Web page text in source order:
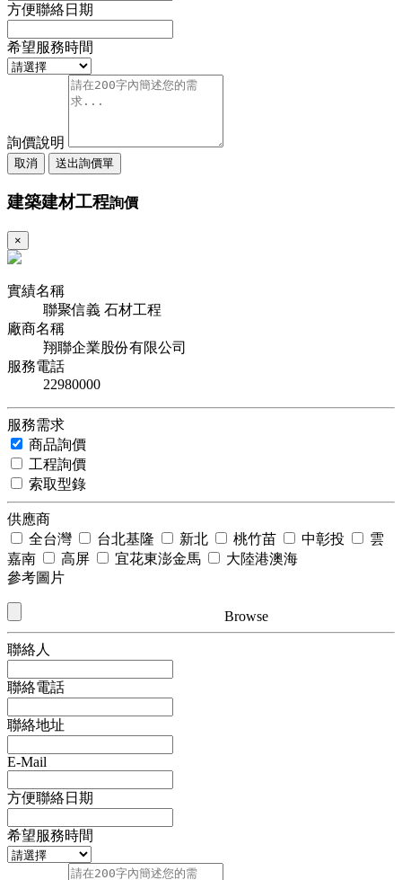
方便聯絡日期
希望服務時間
詢價說明
取消 送出詢價單
建築建材工程詢價
×
實績名稱
聯聚信義 石材工程
廠商名稱
翔聯企業股份有限公司
服務電話
22980000
服務需求
商品詢價
工程詢價
索取型錄
供應商
全台灣
台北基隆 新北 桃竹苗 中彰投
雲
嘉南
高屏 宜花東澎金馬
大陸港澳海
參考圖片
Browse
聯絡人
聯絡電話
聯絡地址
E-Mail
方便聯絡日期
希望服務時間